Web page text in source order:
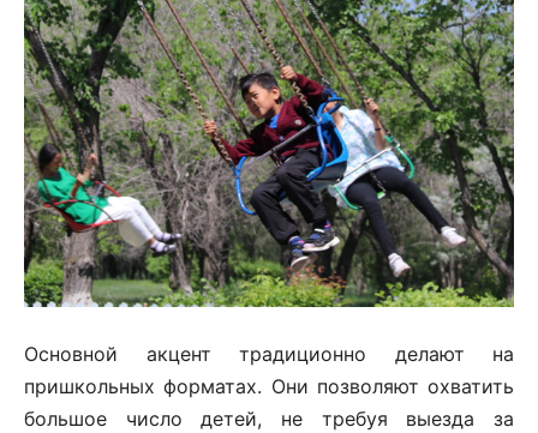
Основной акцент традиционно делают на
пришкольных форматах. Они позволяют охватить
большое число детей, не требуя выезда за